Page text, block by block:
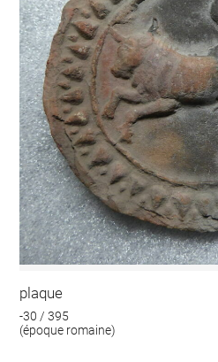
plaque
-30 / 395
(époque romaine)